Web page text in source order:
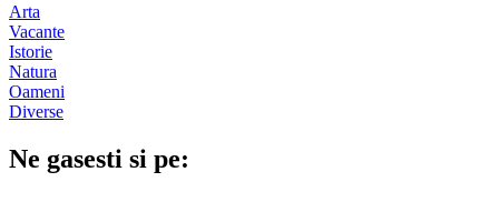
Arta
Vacante
Istorie
Natura
Oameni
Diverse
Ne gasesti si pe: